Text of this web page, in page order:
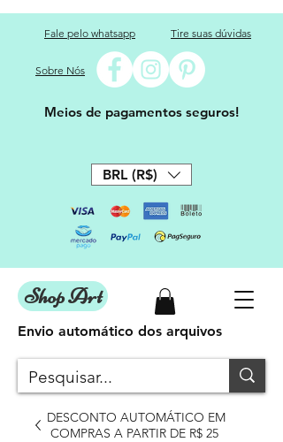
Fale pelo whatsapp Tire suas dúvidas
Sobre Nós
Meios de pagamentos seguros!
BRL (R$)
Shop Art
DESCONTO AUTOMÁTICO EM
COMPRAS A PARTIR DE R$ 25
Envio automático dos arquivos